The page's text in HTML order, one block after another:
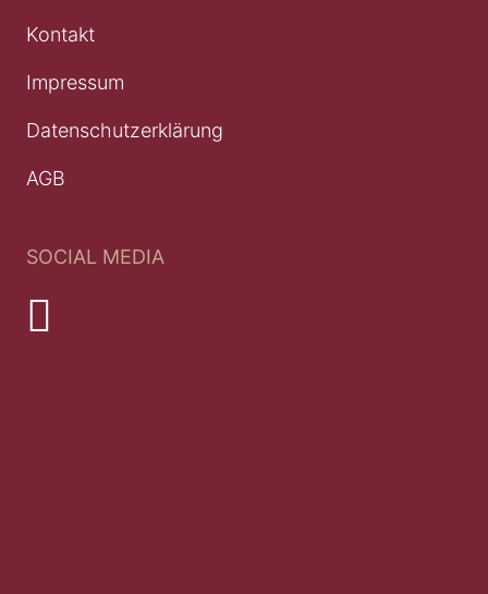
Kontakt
Impressum
Datenschutzerklärung
AGB
SOCIAL MEDIA
Youtube